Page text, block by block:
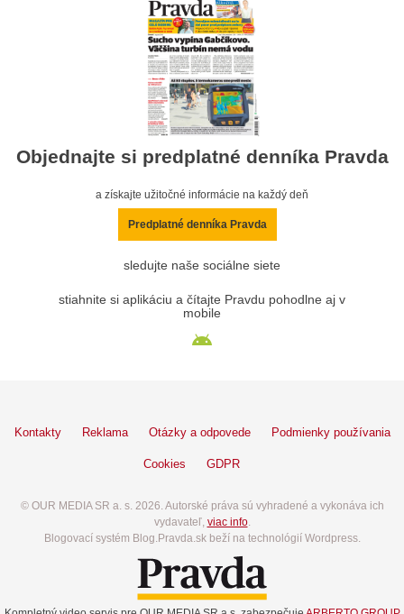
Objednajte si predplatné denníka Pravda
a získajte užitočné informácie na každý deň
Predplatné denníka Pravda
sledujte naše sociálne siete
stiahnite si aplikáciu a čítajte Pravdu pohodlne aj v
mobile
Kontakty Reklama Otázky a odpovede Podmienky používania
Cookies GDPR
© OUR MEDIA SR a. s. 2026. Autorské práva sú vyhradené a vykonáva ich
vydavateľ, viac info.
Blogovací systém Blog.Pravda.sk beží na technológií Wordpress.